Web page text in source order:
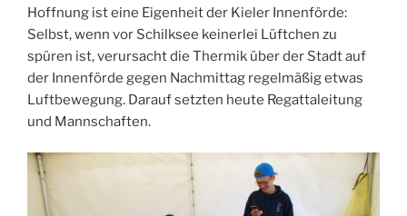
Hoffnung ist eine Eigenheit der Kieler Innenförde:
Selbst, wenn vor Schilksee keinerlei Lüftchen zu
spüren ist, verursacht die Thermik über der Stadt auf
der Innenförde gegen Nachmittag regelmäßig etwas
Luftbewegung. Darauf setzten heute Regattaleitung
und Mannschaften.